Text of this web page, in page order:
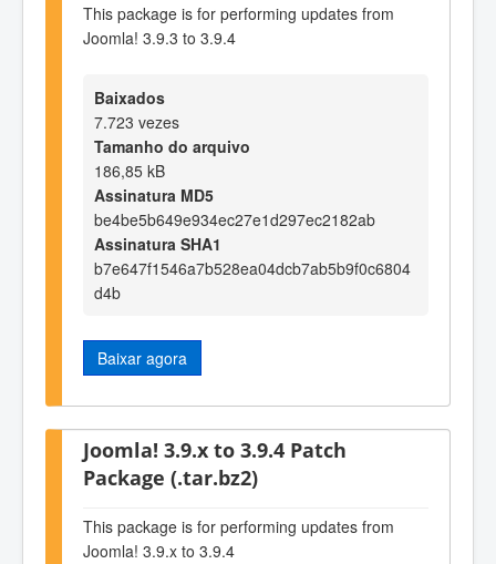
This package is for performing updates from
Joomla! 3.9.3 to 3.9.4
Baixados
7.723 vezes
Tamanho do arquivo
186,85 kB
Assinatura MD5
be4be5b649e934ec27e1d297ec2182ab
Assinatura SHA1
b7e647f1546a7b528ea04dcb7ab5b9f0c6804
d4b
Baixar agora
Joomla! 3.9.x to 3.9.4 Patch
Package (.tar.bz2)
This package is for performing updates from
Joomla! 3.9.x to 3.9.4